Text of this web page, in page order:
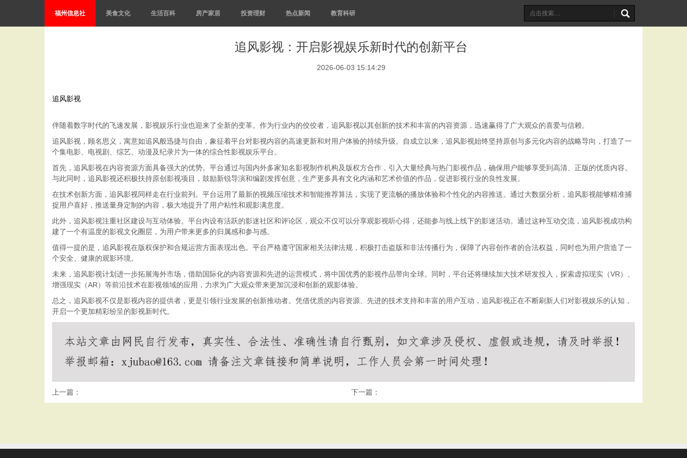
福州信息社 美食文化 生活百科 房产家居 投资理财 热点新闻 教育科研
追风影视：开启影视娱乐新时代的创新平台
2026-06-03 15:14:29
追风影视
伴随着数字时代的飞速发展，影视娱乐行业也迎来了全新的变革。作为行业内的佼佼者，追风影视以其创新的技术和丰富的内容资源，迅速赢得了广大观众的喜爱与信赖。
追风影视，顾名思义，寓意如追风般迅捷与自由，象征着平台对影视内容的高速更新和对用户体验的持续升级。自成立以来，追风影视始终坚持原创与多元化内容的战略导向，打造了一
个集电影、电视剧、综艺、动漫及纪录片为一体的综合性影视娱乐平台。
首先，追风影视在内容资源方面具备强大的优势。平台通过与国内外多家知名影视制作机构及版权方合作，引入大量经典与热门影视作品，确保用户能够享受到高清、正版的优质内容。
与此同时，追风影视还积极扶持原创影视项目，鼓励新锐导演和编剧发挥创意，生产更多具有文化内涵和艺术价值的作品，促进影视行业的良性发展。
在技术创新方面，追风影视同样走在行业前列。平台运用了最新的视频压缩技术和智能推荐算法，实现了更流畅的播放体验和个性化的内容推送。通过大数据分析，追风影视能够精准捕
捉用户喜好，推送量身定制的内容，极大地提升了用户粘性和观影满意度。
此外，追风影视注重社区建设与互动体验。平台内设有活跃的影迷社区和评论区，观众不仅可以分享观影视听心得，还能参与线上线下的影迷活动。通过这种互动交流，追风影视成功构
建了一个有温度的影视文化圈层，为用户带来更多的归属感和参与感。
值得一提的是，追风影视在版权保护和合规运营方面表现出色。平台严格遵守国家相关法律法规，积极打击盗版和非法传播行为，保障了内容创作者的合法权益，同时也为用户营造了一
个安全、健康的观影环境。
未来，追风影视计划进一步拓展海外市场，借助国际化的内容资源和先进的运营模式，将中国优秀的影视作品带向全球。同时，平台还将继续加大技术研发投入，探索虚拟现实（VR）、
增强现实（AR）等前沿技术在影视领域的应用，力求为广大观众带来更加沉浸和创新的观影体验。
总之，追风影视不仅是影视内容的提供者，更是引领行业发展的创新推动者。凭借优质的内容资源、先进的技术支持和丰富的用户互动，追风影视正在不断刷新人们对影视娱乐的认知，
开启一个更加精彩纷呈的影视新时代。
上一篇： 下一篇：